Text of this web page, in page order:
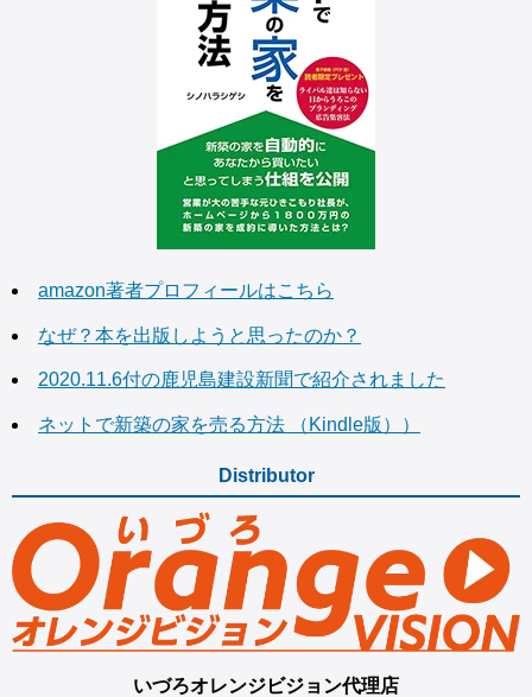
amazon著者プロフィールはこちら
なぜ？本を出版しようと思ったのか？
2020.11.6付の鹿児島建設新聞で紹介されました
ネットで新築の家を売る方法 （Kindle版））
Distributor
いづろオレンジビジョン代理店